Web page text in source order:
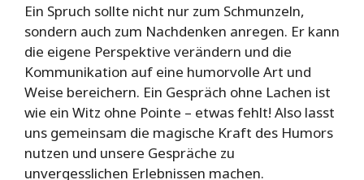
Ein Spruch sollte nicht nur zum Schmunzeln,
sondern auch zum Nachdenken anregen. Er kann
die eigene Perspektive verändern und die
Kommunikation auf eine humorvolle Art und
Weise bereichern. Ein Gespräch ohne Lachen ist
wie ein Witz ohne Pointe – etwas fehlt! Also lasst
uns gemeinsam die magische Kraft des Humors
nutzen und unsere Gespräche zu
unvergesslichen Erlebnissen machen.